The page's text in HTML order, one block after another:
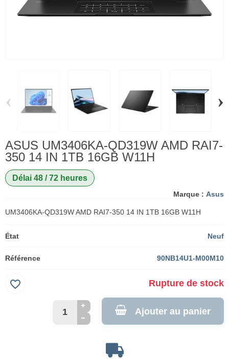
‹ ›
ASUS UM3406KA-QD319W AMD RAI7-
350 14 IN 1TB 16GB W11H
Délai 48 / 72 heures
Marque : Asus
UM3406KA-QD319W AMD RAI7-350 14 IN 1TB 16GB W11H
État Neuf
Référence 90NB14U1-M00M10
Rupture de stock
Ajouter au panier
favorite_border